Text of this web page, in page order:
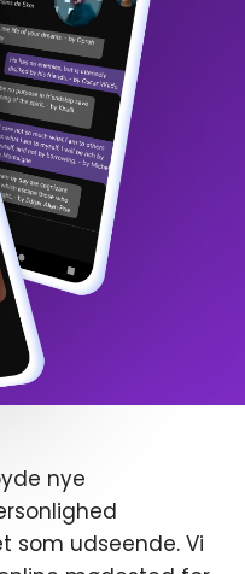
nye
udseende. Vi